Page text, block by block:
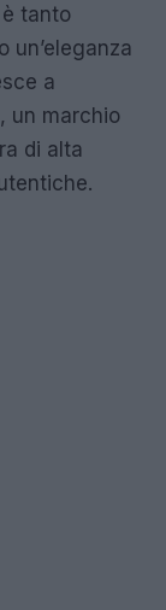
tanto
un’eleganza
a
un marchio
di alta